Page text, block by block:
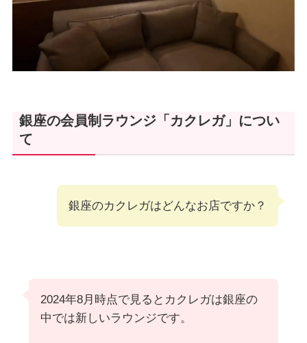
銀座の会員制ラウンジ「カクレガ」につい
て
銀座のカクレガはどんなお店ですか？
2024年8月時点で見るとカクレガは銀座の
中では新しいラウンジです。